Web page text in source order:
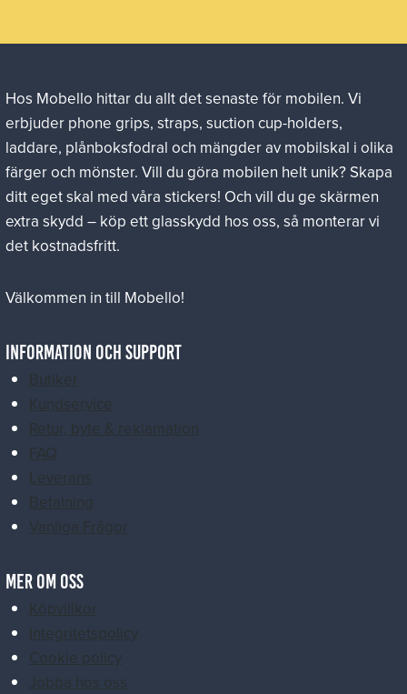
Hos Mobello hittar du allt det senaste för mobilen. Vi
erbjuder phone grips, straps, suction cup-holders,
laddare, plånboksfodral och mängder av mobilskal i olika
färger och mönster. Vill du göra mobilen helt unik? Skapa
ditt eget skal med våra stickers! Och vill du ge skärmen
extra skydd – köp ett glasskydd hos oss, så monterar vi
det kostnadsfritt.
Välkommen in till Mobello!
Information och Support
Butiker
Kundservice
Retur, byte & reklamation
FAQ
Leverans
Betalning
Vanliga Frågor
MER OM OSS
Köpvillkor
Integritetspolicy
Cookie policy
Jobba hos oss